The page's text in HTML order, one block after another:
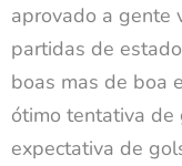
aprovado a gente
partidas de
boas mas de boa
ótimo tentativa de
expectativa de